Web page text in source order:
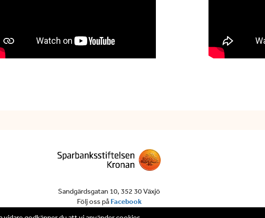
Sandgärdsgatan 10, 352 30 Växjö
Följ oss på Facebook